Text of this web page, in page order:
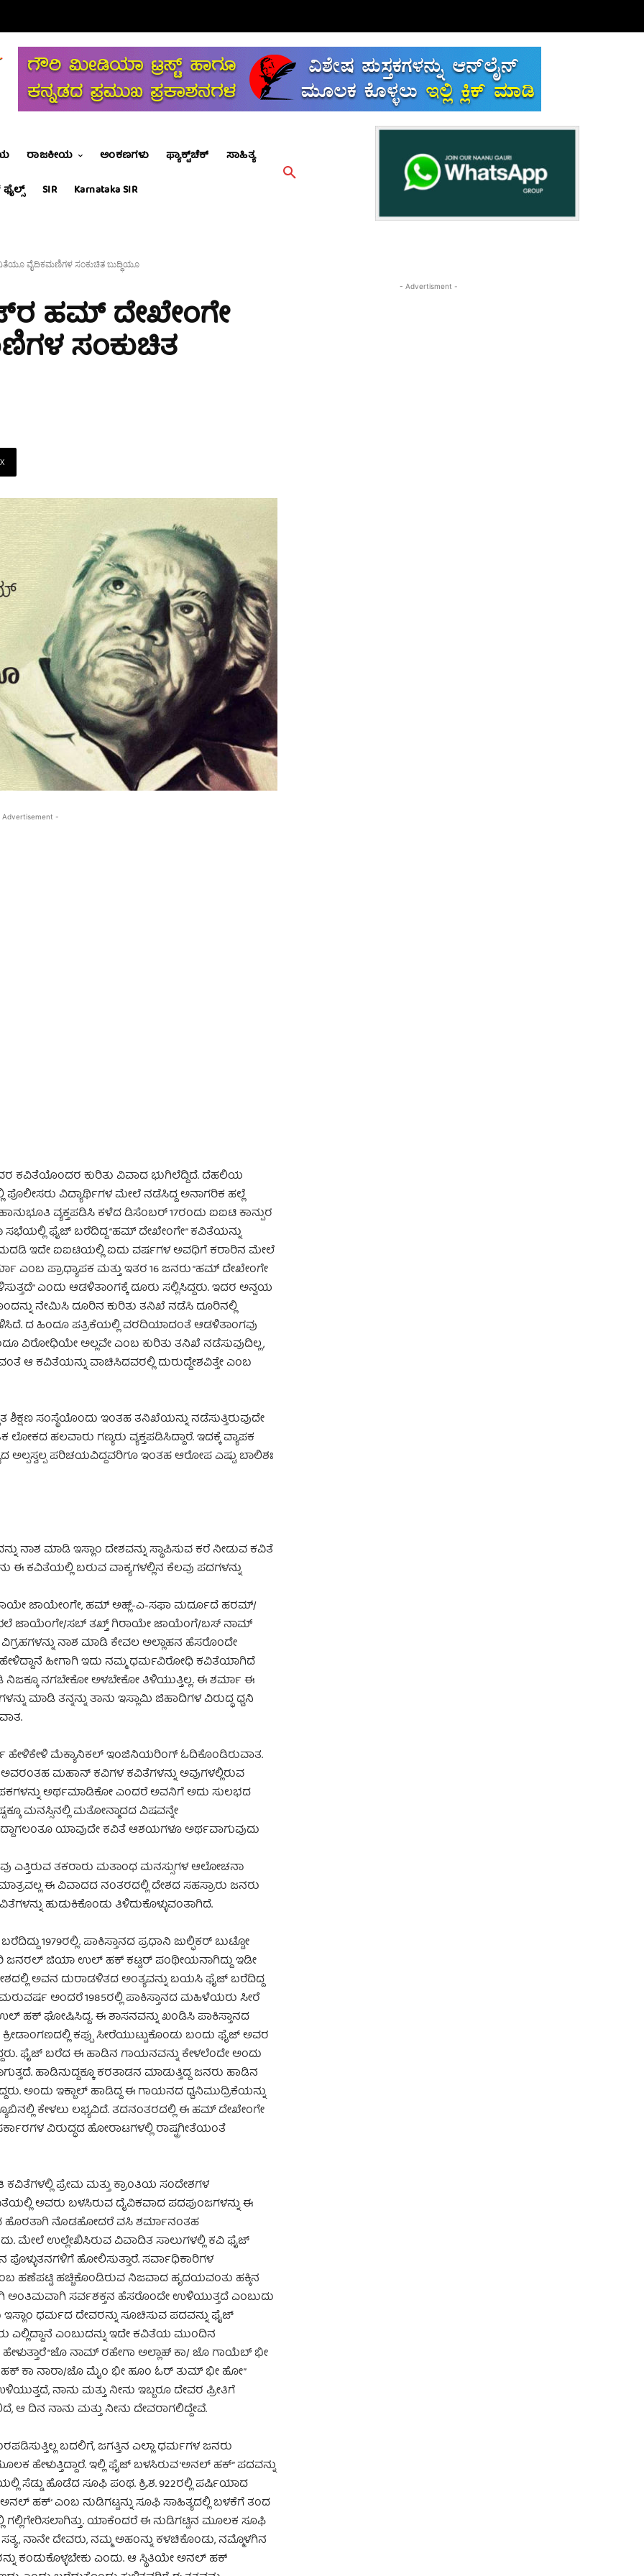
ರಾಜಕೀಯ ಅಂಕಣಗಳು ಫ್ಯಾಕ್ಟ್‌ಚೆಕ್
ಸಾಹಿತ್ಯ
SIR Karnataka SIR
ವೈದಿಕಮಣಿಗಳ ಸಂಕುಚಿತ ಬುದ್ಧಿಯೂ
ಹಮ್ ದೇಖೇಂಗೇ
ಸಂಕುಚಿತ
X
-
ಕವಿತೆಯೊಂದರ ಕುರಿತು ವಿವಾದ ಭುಗಿಲೆದ್ದಿದೆ. ದೆಹಲಿಯ
ವಿದ್ಯಾರ್ಥಿಗಳ ಮೇಲೆ ನಡೆಸಿದ್ದ ಅನಾಗರಿಕ ಹಲ್ಲೆ
ವ್ಯಕ್ತಪಡಿಸಿ ಕಳೆದ ಡಿಸೆಂಬರ್ 17ರಂದು ಐಐಟಿ ಕಾನ್ಪುರ
ಸಭೆಯಲ್ಲಿ ಫೈಜ್ ಬರೆದಿದ್ದ “ಹಮ್ ದೇಖೇಂಗೇ” ಕವಿತೆಯನ್ನು
ಇದೇ ಐಐಟಿಯಲ್ಲಿ ಐದು ವರ್ಷಗಳ ಅವಧಿಗೆ ಕರಾರಿನ ಮೇಲೆ
ಎಂಬ ಪ್ರಾಧ್ಯಾಪಕ ಮತ್ತು ಇತರ 16 ಜನರು “ಹಮ್ ದೇಖೇಂಗೇ
ಎಂದು ಆಡಳಿತಾಂಗಕ್ಕೆ ದೂರು ಸಲ್ಲಿಸಿದ್ದರು. ಇದರ ಅನ್ವಯ
ನೇಮಿಸಿ ದೂರಿನ ಕುರಿತು ತನಿಖೆ ನಡೆಸಿ ದೂರಿನಲ್ಲಿ
ದ ಹಿಂದೂ ಪತ್ರಿಕೆಯಲ್ಲಿ ವರದಿಯಾದಂತೆ ಆಡಳಿತಾಂಗವು
ವಿರೋಧಿಯೇ ಅಲ್ಲವೇ ಎಂಬ ಕುರಿತು ತನಿಖೆ ನಡೆಸುವುದಿಲ್ಲ,
ಆ ಕವಿತೆಯನ್ನು ವಾಚಿಸಿದವರಲ್ಲಿ ದುರುದ್ದೇಶವಿತ್ತೇ ಎಂಬ
ಸಂಸ್ಥೆಯೊಂದು ಇಂತಹ ತನಿಖೆಯನ್ನು ನಡೆಸುತ್ತಿರುವುದೇ
ಹಲವಾರು ಗಣ್ಯರು ವ್ಯಕ್ತಪಡಿಸಿದ್ದಾರೆ. ಇದಕ್ಕೆ ವ್ಯಾಪಕ
ಅಲ್ಪಸ್ವಲ್ಪ ಪರಿಚಯವಿದ್ದವರಿಗೂ ಇಂತಹ ಆರೋಪ ಎಷ್ಟು ಬಾಲಿಶಃ
ಮಾಡಿ ಇಸ್ಲಾಂ ದೇಶವನ್ನು ಸ್ಥಾಪಿಸುವ ಕರೆ ನೀಡುವ ಕವಿತೆ
ಕವಿತೆಯಲ್ಲಿ ಬರುವ ವಾಕ್ಯಗಳಲ್ಲಿನ ಕೆಲವು ಪದಗಳನ್ನು
ಜಾಯೇಂಗೇ, ಹಮ್ ಅಹ್ಲ್-ಎ-ಸಫಾ ಮರ್ದೂದೆ ಹರಮ್/
ಜಾಯೆಂಗೇ/ಸಬ್ ತಖ್ತ್ ಗಿರಾಯೇ ಜಾಯೆಂಗೆ/ಬಸ್ ನಾಮ್
ವಿಗ್ರಹಗಳನ್ನು ನಾಶ ಮಾಡಿ ಕೇವಲ ಅಲ್ಲಾಹನ ಹೆಸರೊಂದೇ
ಹೀಗಾಗಿ ಇದು ನಮ್ಮ ಧರ್ಮವಿರೋಧಿ ಕವಿತೆಯಾಗಿದೆ
ನಗಬೇಕೋ ಅಳಬೇಕೋ ತಿಳಿಯುತ್ತಿಲ್ಲ. ಈ ಶರ್ಮಾ ಈ
ಮಾಡಿ ತನ್ನನ್ನು ತಾನು ಇಸ್ಲಾಮಿ ಜಿಹಾದಿಗಳ ವಿರುದ್ಧ ಧ್ವನಿ
ಹೇಳಿಕೇಳಿ ಮೆಕ್ಯಾನಿಕಲ್ ಇಂಜಿನಿಯರಿಂಗ್ ಓದಿಕೊಂಡಿರುವಾತ.
ಮಹಾನ್ ಕವಿಗಳ ಕವಿತೆಗಳನ್ನು ಅವುಗಳಲ್ಲಿರುವ
ಅರ್ಥಮಾಡಿಕೋ ಎಂದರೆ ಅವನಿಗೆ ಅದು ಸುಲಭದ
ಮನಸ್ಸಿನಲ್ಲಿ ಮತೋನ್ಮಾದದ ವಿಷವನ್ನೇ
ಯಾವುದೇ ಕವಿತೆ ಆಶಯಗಳೂ ಅರ್ಥವಾಗುವುದು
ಎತ್ತಿರುವ ತಕರಾರು ಮತಾಂಧ ಮನಸ್ಸುಗಳ ಆಲೋಚನಾ
ಈ ವಿವಾದದ ನಂತರದಲ್ಲಿ ದೇಶದ ಸಹಸ್ರಾರು ಜನರು
ಹುಡುಕಿಕೊಂಡು ತಿಳಿದುಕೊಳ್ಳುವಂತಾಗಿದೆ.
1979ರಲ್ಲಿ. ಪಾಕಿಸ್ತಾನದ ಪ್ರಧಾನಿ ಜುಲ್ಫಿಕರ್ ಬುಟ್ಟೋ
ಜನರಲ್ ಜಿಯಾ ಉಲ್ ಹಕ್ ಕಟ್ಟರ್ ಪಂಥೀಯನಾಗಿದ್ದು ಇಡೀ
ಅವನ ದುರಾಡಳಿತದ ಅಂತ್ಯವನ್ನು ಬಯಸಿ ಫೈಜ್ ಬರೆದಿದ್ದ
ಅಂದರೆ 1985ರಲ್ಲಿ ಪಾಕಿಸ್ತಾನದ ಮಹಿಳೆಯರು ಸೀರೆ
ಹಕ್ ಘೋಷಿಸಿದ್ದ. ಈ ಶಾಸನವನ್ನು ಖಂಡಿಸಿ ಪಾಕಿಸ್ತಾನದ
ಕಪ್ಪು ಸೀರೆಯುಟ್ಟುಕೊಂಡು ಬಂದು ಫೈಜ್ ಅವರ
ಫೈಜ್ ಬರೆದ ಈ ಹಾಡಿನ ಗಾಯನವನ್ನು ಕೇಳಲೆಂದೇ ಅಂದು
ಹಾಡಿನುದ್ದಕ್ಕೂ ಕರತಾಡನ ಮಾಡುತ್ತಿದ್ದ ಜನರು ಹಾಡಿನ
ಅಂದು ಇಕ್ಬಾಲ್ ಹಾಡಿದ್ದ ಈ ಗಾಯನದ ಧ್ವನಿಮುದ್ರಿಕೆಯನ್ನು
ಕೇಳಲು ಲಭ್ಯವಿದೆ. ತದನಂತರದಲ್ಲಿ ಈ ಹಮ್ ದೇಖೇಂಗೇ
ವಿರುದ್ಧದ ಹೋರಾಟಗಳಲ್ಲಿ ರಾಷ್ಟ್ರಗೀತೆಯಂತೆ
ಪ್ರೇಮ ಮತ್ತು ಕ್ರಾಂತಿಯ ಸಂದೇಶಗಳ
ಅವರು ಬಳಸಿರುವ ದೈವಿಕವಾದ ಪದಪುಂಜಗಳನ್ನು ಈ
ಹೊರತಾಗಿ ನೊಡಹೋದರೆ ವಸಿ ಶರ್ಮಾನಂತಹ
ಮೇಲೆ ಉಲ್ಲೇಖಿಸಿರುವ ವಿವಾದಿತ ಸಾಲುಗಳಲ್ಲಿ ಕವಿ ಫೈಜ್
ಹೋಲಿಸುತ್ತಾರೆ. ಸರ್ವಾಧಿಕಾರಿಗಳ
ಹಣೆಪಟ್ಟಿ ಹಚ್ಚಿಕೊಂಡಿರುವ ನಿಜವಾದ ಹೃದಯವಂತು ಹಕ್ಕಿನ
ಅಂತಿಮವಾಗಿ ಸರ್ವಶಕ್ತನ ಹೆಸರೊಂದೇ ಉಳಿಯುತ್ತದೆ ಎಂಬುದು
ಧರ್ಮದ ದೇವರನ್ನು ಸೂಚಿಸುವ ಪದವನ್ನು ಫೈಜ್
ಎಲ್ಲಿದ್ದಾನೆ ಎಂಬುದನ್ನು ಇದೇ ಕವಿತೆಯ ಮುಂದಿನ
ಹೇಳುತ್ತಾರೆ “ಜೊ ನಾಮ್ ರಹೇಗಾ ಅಲ್ಲಾಹ್ ಕಾ/ ಜೊ ಗಾಯೆಬ್ ಭೀ
ಕಾ ನಾರಾ/ಜೊ ಮೈಂ ಭೀ ಹೂಂ ಓರ್ ತುಮ್ ಭೀ ಹೋ”
ನಾನು ಮತ್ತು ನೀನು ಇಬ್ಬರೂ ದೇವರ ಪ್ರೀತಿಗೆ
ದಿನ ನಾನು ಮತ್ತು ನೀನು ದೇವರಾಗಲಿದ್ದೇವೆ.
ಬದಲಿಗೆ, ಜಗತ್ತಿನ ಎಲ್ಲಾ ಧರ್ಮಗಳ ಜನರು
ಹೇಳುತ್ತಿದ್ದಾರೆ. ಇಲ್ಲಿ ಫೈಜ್ ಬಳಸಿರುವ ‘ಅನಲ್ ಹಕ್” ಪದವನ್ನು
ಸೆಡ್ಡು ಹೊಡೆದ ಸೂಫಿ ಪಂಥ. ಕ್ರಿ.ಶ. 922ರಲ್ಲಿ ಪರ್ಷಿಯಾದ
ಹಕ್’ ಎಂಬ ನುಡಿಗಟ್ಟನ್ನು ಸೂಫಿ ಸಾಹಿತ್ಯದಲ್ಲಿ ಬಳಕೆಗೆ ತಂದ
ಯಾಕೆಂದರೆ ಈ ನುಡಿಗಟ್ಟಿನ ಮೂಲಕ ಸೂಫಿ
ನಾನೇ ದೇವರು, ನಮ್ಮ ಅಹಂನ್ನು ಕಳಚಿಕೊಂಡು, ನಮ್ಮೊಳಗಿನ
ಕಂಡುಕೊಳ್ಳಬೇಕು ಎಂದು. ಆ ಸ್ಥಿತಿಯೇ ಅನಲ್ ಹಕ್
- Advertisment -